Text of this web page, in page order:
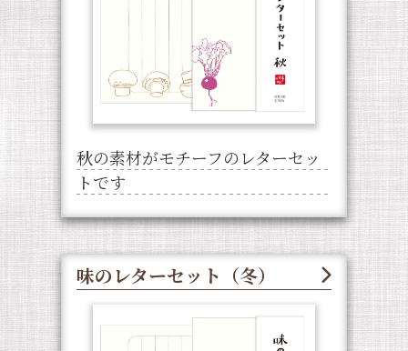
秋の素材がモチーフのレターセッ
トです
味のレターセット（冬）